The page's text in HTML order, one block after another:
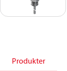
Produkter